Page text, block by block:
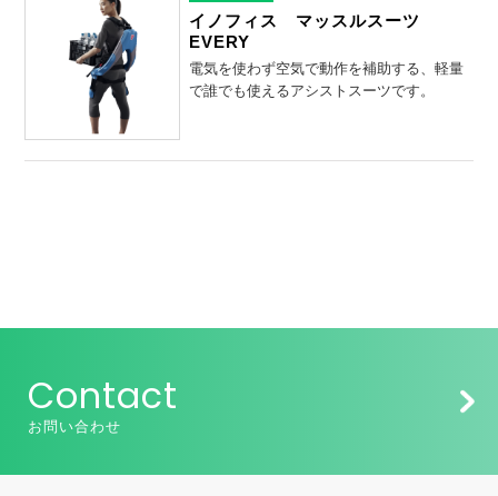
イノフィス マッスルスーツ
EVERY
電気を使わず空気で動作を補助する、軽量
で誰でも使えるアシストスーツです。
Contact
お問い合わせ